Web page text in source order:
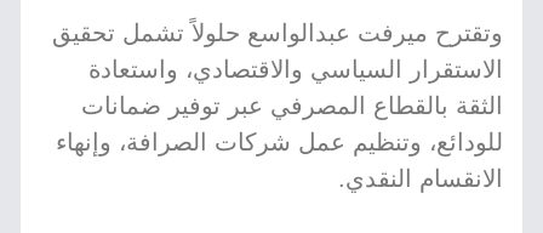
وتقترح ميرفت عبدالواسع حلولاً تشمل تحقيق
الاستقرار السياسي والاقتصادي، واستعادة
الثقة بالقطاع المصرفي عبر توفير ضمانات
للودائع، وتنظيم عمل شركات الصرافة، وإنهاء
الانقسام النقدي.